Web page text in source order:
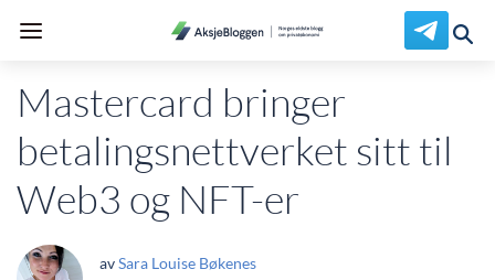
Mastercard bringer
betalingsnettverket sitt til
Web3 og NFT-er
avSara Louise Bøkenes